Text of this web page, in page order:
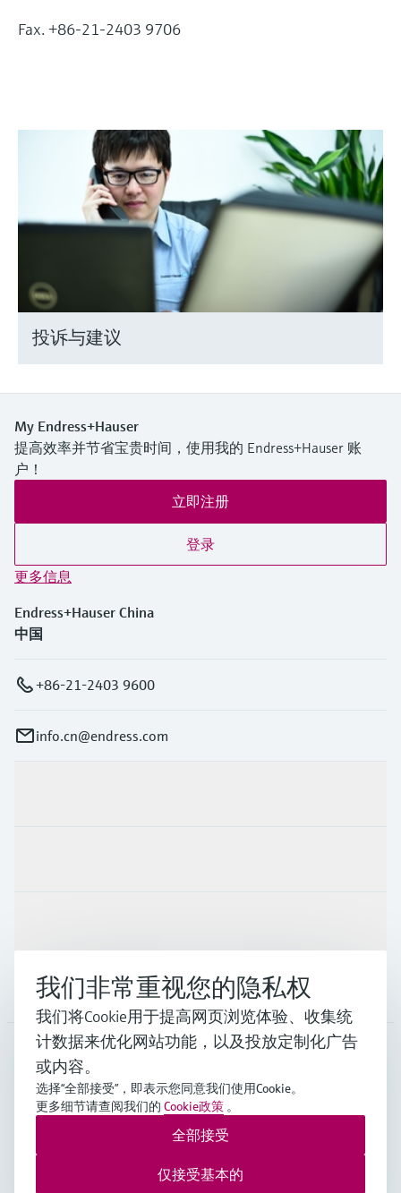
Fax. +86-21-2403 9706
投诉与建议
My Endress+Hauser
提高效率并节省宝贵时间，使用我的 Endress+Hauser 账
户！
立即注册
登录
更多信息
Endress+Hauser China
中国
+86-21-2403 9600
info.cn@endress.com
公司
CHN
Endress+Hauser Group Services AG ©版权所有
数据保护 通用条款与条件规范及营业执照
沪公网安备 31011202012364号
我们非常重视您的隐私权
我们将Cookie用于提高网页浏览体验、收集统
计数据来优化网站功能，以及投放定制化广告
或内容。
选择“全部接受”，即表示您同意我们使用Cookie。
更多细节请查阅我们的 Cookie政策 。
仅接受基本的
全部接受